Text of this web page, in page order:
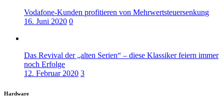
Vodafone-Kunden profitieren von Mehrwertsteuersenkung
16. Juni 2020 0
Das Revival der „alten Serien“ – diese Klassiker feiern immer
noch Erfolge
12. Februar 2020 3
Hardware